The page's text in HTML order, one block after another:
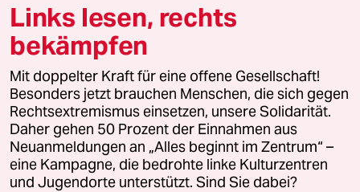
Freie Rede
reingehen
Newsletter
team zukunft
Links lesen, rechts
bekämpfen
Mit doppelter Kraft für eine offene Gesellschaft!
Besonders jetzt brauchen Menschen, die sich gegen
Rechtsextremismus einsetzen, unsere Solidarität.
Daher gehen 50 Prozent der Einnahmen aus
Neuanmeldungen an „Alles beginnt im Zentrum“ –
eine Kampagne, die bedrohte linke Kulturzentren
und Jugendorte unterstützt. Sind Sie dabei?